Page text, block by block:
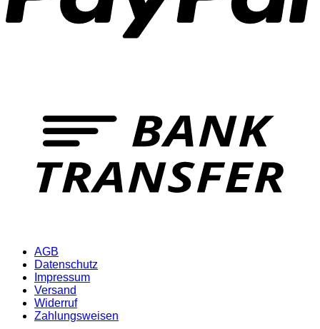
AGB
Datenschutz
Impressum
Versand
Widerruf
Zahlungsweisen